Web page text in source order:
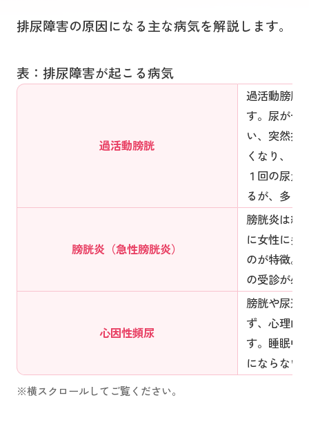
排尿障害の原因になる主な病気を解説します。
表：排尿障害が起こる病気
過活動膀胱
過活動膀胱
す。尿が十
い、突然抑
くなり、と
１回の尿量
るが、多く
膀胱炎（急性膀胱炎）
膀胱炎は細
に女性に多
のが特徴。
の受診が必
心因性頻尿
膀胱や尿道
ず、心理的
す。睡眠中
にならない